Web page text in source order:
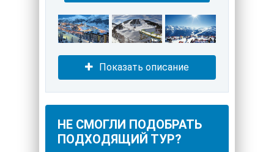
Показать описание
НЕ СМОГЛИ ПОДОБРАТЬ
ПОДХОДЯЩИЙ ТУР?